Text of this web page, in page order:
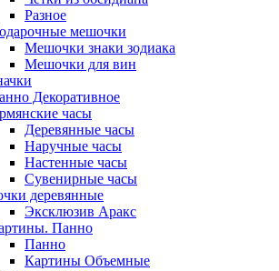
Разное
мешочки
Мешочки знаки зодиака
Мешочки для вин
Декоративное
часы
Деревянные часы
Наручные часы
Настенные часы
Сувенирные часы
деревянные
Эксклюзив Аракс
Панно
Панно
Картины Объемные